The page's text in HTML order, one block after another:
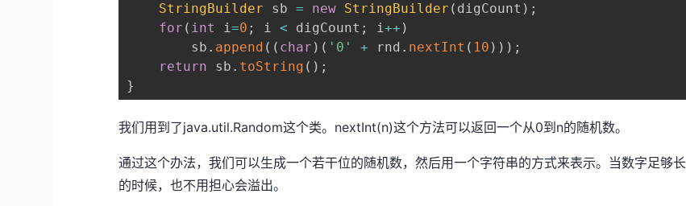
StringBuilder sb = new StringBuilder ( digCount ) ;
for ( int i=0 ; i < digCount ; i++ )
        sb
. append ( ( char ) ( '0' + rnd . nextInt ( 10 ) ) ) ;
return sb . toString ( ) ;
}
我们用到了java.util.Random这个类。nextInt(n)这个方法可以返回一个从0到n的随机数。
通过这个办法，我们可以生成一个若干位的随机数，然后用一个字符串的方式来表示。当数字足够长
的时候，也不用担心会溢出。